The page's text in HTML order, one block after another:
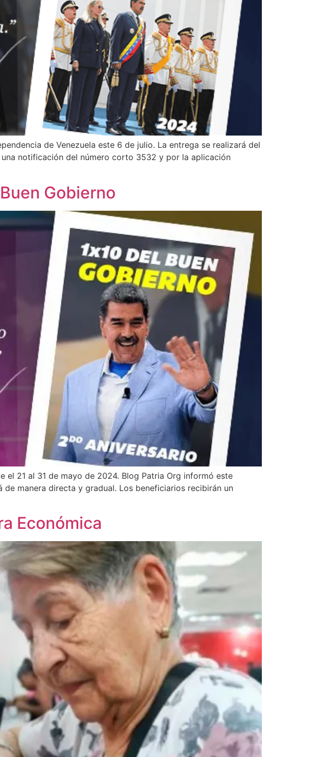
de Venezuela este 6 de julio. La entrega se realizará del
notificación del número corto 3532 y por la aplicación
Gobierno
el 21 al 31 de mayo de 2024. Blog Patria Org informó este
manera directa y gradual. Los beneficiarios recibirán un
Económica